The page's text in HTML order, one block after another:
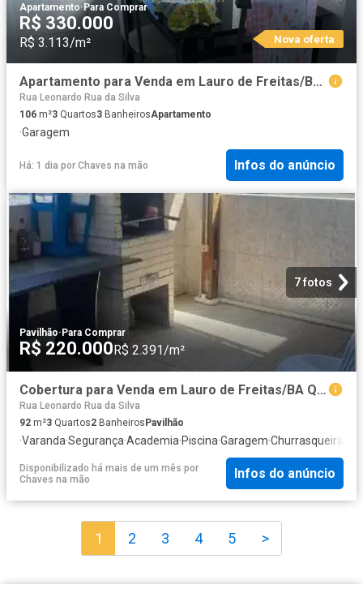
Apartamento·Para Comprar
R$ 330.000
R$ 3.113/m² Nova oferta
Apartamento para Venda em Lauro de Freitas/BA Ipitanga 3 Quartos
Rua Leonardo Rua da Silva
106 m²3 Quartos3 BanheirosApartamento
·Garagem
Há: 1 dia por Chaves na mão Infos do anúncio
7 fotos
Pavilhão·Para Comprar
R$ 220.000R$ 2.391/m²
Cobertura para Venda em Lauro de Freitas/BA Quintas do Picuaia 3 Quartos
Rua Leonardo Rua da Silva
92 m²3 Quartos2 BanheirosPavilhão
·Varanda·Segurança·Academia·Piscina·Garagem·Churrasqueira
Disponibilizado há mais de um mês por
Chaves na mão
Infos do anúncio
1 2 3 4 5 >